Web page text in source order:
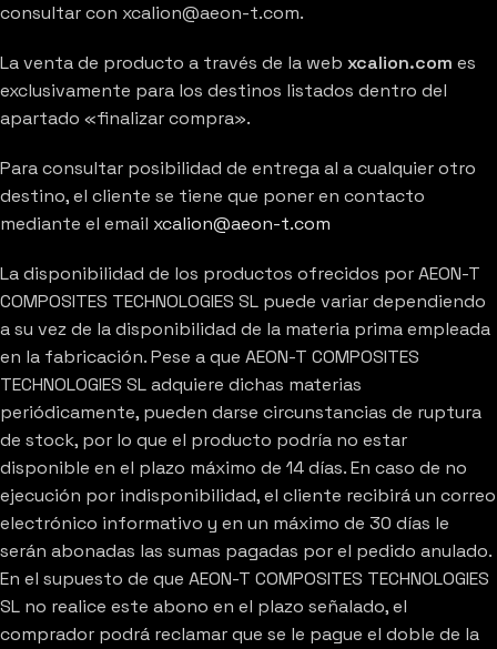
consultar con xcalion@aeon-t.com.
La venta de producto a través de la web xcalion.com es
exclusivamente para los destinos listados dentro del
apartado «finalizar compra».
Para consultar posibilidad de entrega al a cualquier otro
destino, el cliente se tiene que poner en contacto
mediante el email xcalion@aeon-t.com
La disponibilidad de los productos ofrecidos por AEON-T
COMPOSITES TECHNOLOGIES SL puede variar dependiendo
a su vez de la disponibilidad de la materia prima empleada
en la fabricación. Pese a que AEON-T COMPOSITES
TECHNOLOGIES SL adquiere dichas materias
periódicamente, pueden darse circunstancias de ruptura
de stock, por lo que el producto podría no estar
disponible en el plazo máximo de 14 días. En caso de no
ejecución por indisponibilidad, el cliente recibirá un correo
electrónico informativo y en un máximo de 30 días le
serán abonadas las sumas pagadas por el pedido anulado.
En el supuesto de que AEON-T COMPOSITES TECHNOLOGIES
SL no realice este abono en el plazo señalado, el
comprador podrá reclamar que se le pague el doble de la